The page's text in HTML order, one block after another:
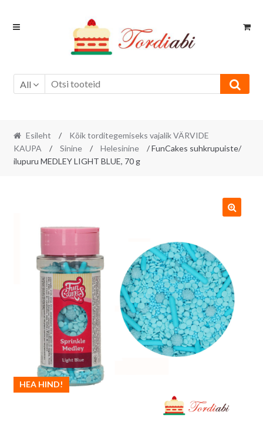
Skip
Skip
All
Esileht /
Kõik torditegemiseks vajalik VÄRVIDE
KAUPA
/ Sinine / Helesinine
/ FunCakes suhkrupuiste/
ilupuru MEDLEY LIGHT BLUE, 70 g
HEA HIND!